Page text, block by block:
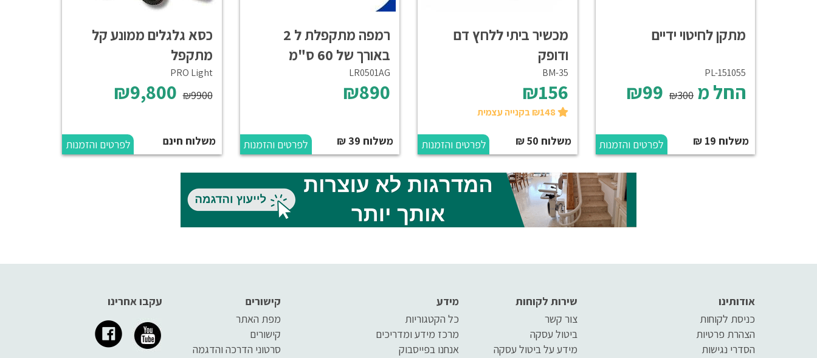
מתקן לחיטוי ידיים
PL-151055
החל מ ₪300
משלוח 19 ₪ לפרטים והזמנות
מכשיר ביתי ללחץ דם
ודופק
BM-35
₪156
₪148 בקנייה עצמית
משלוח 50 ₪ לפרטים והזמנות
רמפה מתקפלת ל 2
באורך של 60 ס"מ
LR0501AG
₪890
משלוח 39 ₪ לפרטים והזמנות
כסא גלגלים ממונע קל
מתקפל
PRO Light
₪9,800 ₪9900
משלוח חינם לפרטים והזמנות
עקבו אחרינו
קישורים
מפת האתר
קישורים
סרטוני הדרכה והדגמה
מידע
כל הקטגוריות
מרכז מידע ומדריכים
אנחנו בפייסבוק
שירות לקוחות
צור קשר
ביטול עסקה
מידע על ביטול עסקה
אודותינו
כניסת לקוחות
הצהרת פרטיות
הסדרי נגישות